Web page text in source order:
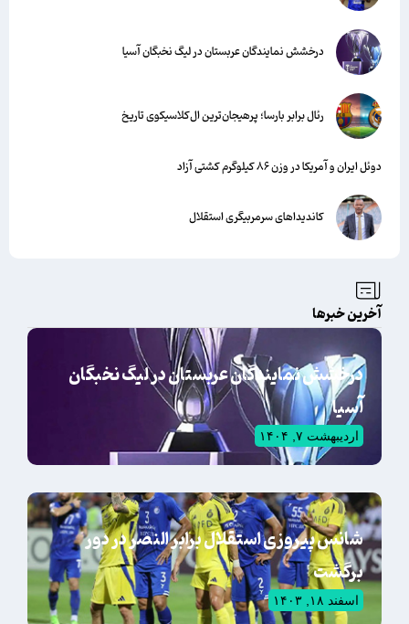
درخشش نمایندگان عربستان در لیگ نخبگان آسیا
رئال برابر بارسا؛ پرهیجان‌‌ترین ال‌کلاسیکوی تاریخ
دوئل ایران و آمریکا در وزن ۸۶ کیلوگرم کشتی آزاد
کاندیداهای سرمربیگری استقلال
آخرین خبرها
درخشش نمایندگان عربستان در لیگ نخبگان
آسیا
اردیبهشت ۷, ۱۴۰۴
شانس پیروزی استقلال برابر النصر در دور
برگشت
اسفند ۱۸, ۱۴۰۳